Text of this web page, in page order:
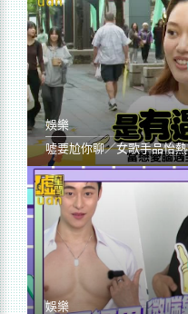
娛樂
噓要尬你聊／女歌手品怡
娛樂